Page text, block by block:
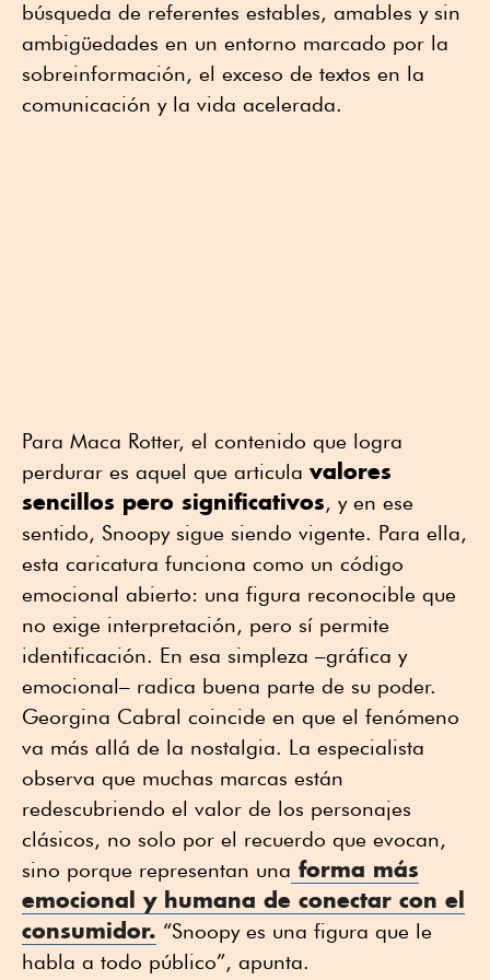
búsqueda de referentes estables, amables y sin
ambigüedades en un entorno marcado por la
sobreinformación, el exceso de textos en la
comunicación y la vida acelerada.
Para Maca Rotter, el contenido que logra
perdurar es aquel que articula valores
sencillos pero significativos, y en ese
sentido, Snoopy sigue siendo vigente. Para ella,
esta caricatura funciona como un código
emocional abierto: una figura reconocible que
no exige interpretación, pero sí permite
identificación. En esa simpleza –gráfica y
emocional– radica buena parte de su poder.
Georgina Cabral coincide en que el fenómeno
va más allá de la nostalgia. La especialista
observa que muchas marcas están
redescubriendo el valor de los personajes
clásicos, no solo por el recuerdo que evocan,
sino porque representan una forma más
emocional y humana de conectar con el
consumidor. “Snoopy es una figura que le
habla a todo público”, apunta.